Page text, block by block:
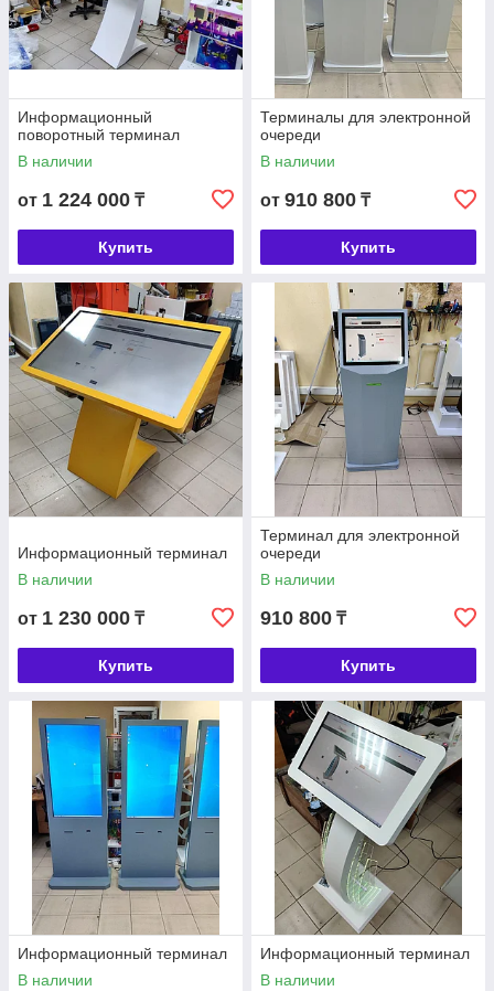
Информационный
поворотный терминал
В наличии
от 1 224 000 ₸
Купить
Терминалы для электронной
очереди
В наличии
от 910 800 ₸
Купить
Информационный терминал
В наличии
от 1 230 000 ₸
Купить
Терминал для электронной
очереди
В наличии
910 800 ₸
Купить
Информационный терминал
В наличии
Информационный терминал
В наличии